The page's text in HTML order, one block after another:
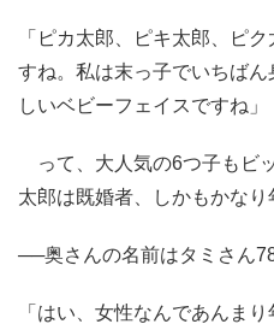
「ピカ太郎、ピキ太郎、ピ
すね。私は末っ子でいちば
しいベビーフェイスですね」
って、大人気の6つ子もビ
太郎は既婚者、しかもかなり
──奥さんの名前はタミさん
「はい、女性なんであんま